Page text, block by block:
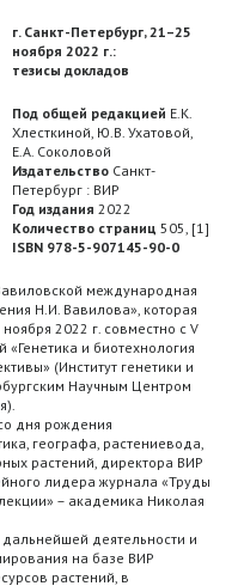
г. Санкт-Петербург, 21–25
ноября 2022 г.:
тезисы докладов
Под общей редакцией Е.К.
Хлесткиной, Ю.В. Ухатовой,
Е.А. Соколовой
Издательство Санкт-
Петербург : ВИР
Год издания 2022
Количество страниц 505, [1]
ISBN 978-5-907145-90-0
международная
Н.И. Вавилова», которая
2022 г. совместно с V
и биотехнология
(Институт генетики и
Научным Центром
дня рождения
географа, растениевода,
растений, директора ВИР
лидера журнала «Труды
– академика Николая
деятельности и
на базе ВИР
растений, в